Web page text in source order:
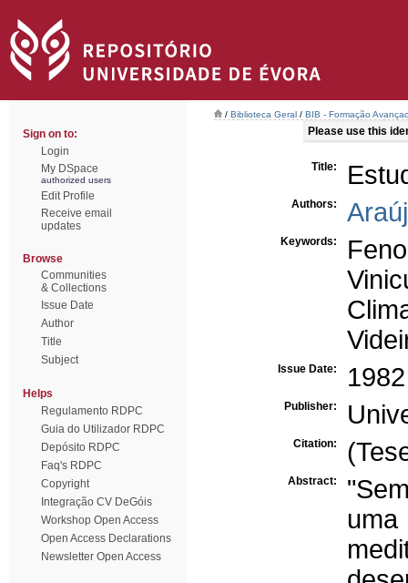
Sign on to:
Login
My DSpace
authorized users
Edit Profile
Receive email
updates
Browse
Communities
& Collections
Issue Date
Author
Title
Subject
Helps
Regulamento RDPC
Guia do Utilizador RDPC
Depósito RDPC
Faq's RDPC
Copyright
Integração CV DeGóis
Workshop Open Access
Open Access Declarations
Newsletter Open Access
/ Biblioteca Geral / BIB - Formação
Please use this
Title:
Authors:
Keywords:
Issue Date: 1982
Publisher:
Citation:
Abstract: